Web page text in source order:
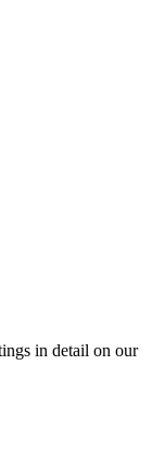
in detail on our